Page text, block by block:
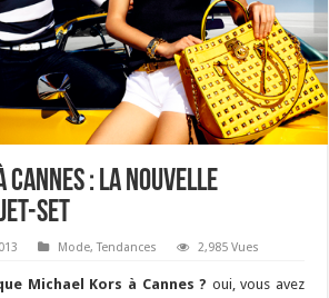
Cannes : la nouvelle
set
Mode,Tendances 2,985 Vues
Michael Kors à Cannes ? oui, vous avez